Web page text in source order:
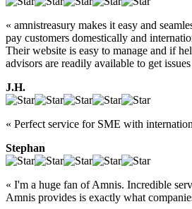
« amnistreasury makes it easy and
pay customers domestically and
Their website is easy to manage and if
advisors are readily available to get
J.H.
« Perfect service for SME with
Stephan
« I'm a huge fan of Amnis. Incredible
Amnis provides is exactly what